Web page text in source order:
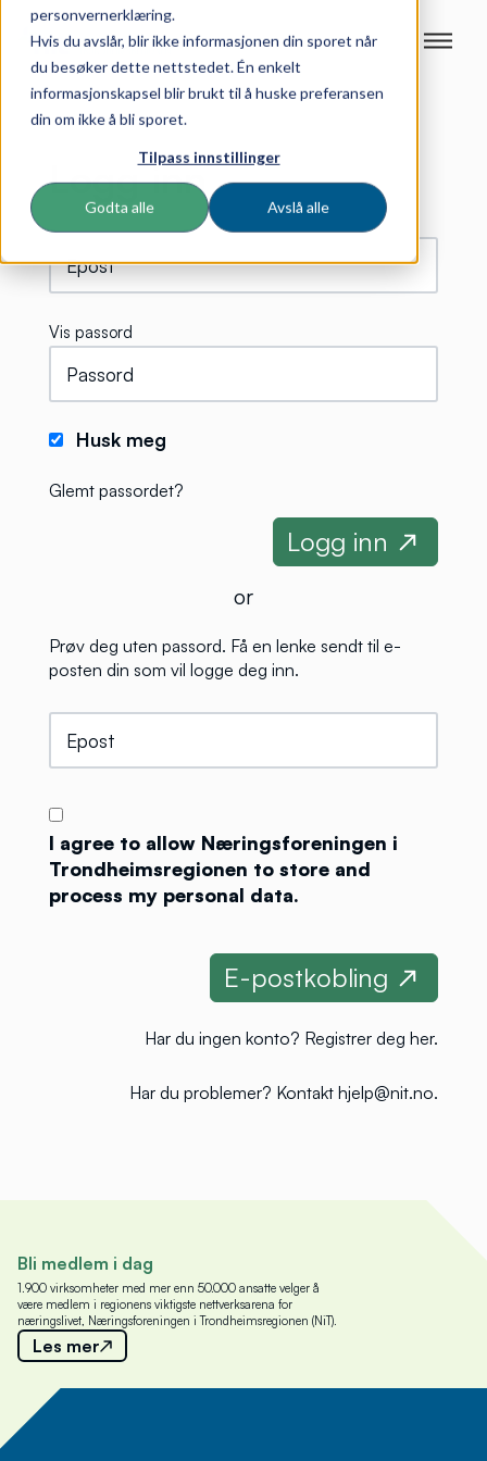
personvernerklæring.
Hvis du avslår, blir ikke informasjonen din sporet når
du besøker dette nettstedet. Én enkelt
informasjonskapsel blir brukt til å huske preferansen
din om ikke å bli sporet.
Tilpass innstillinger
Godta alle Avslå alle
Logg inn
Vis passord
Husk meg
Glemt passordet?
or
Prøv deg uten passord. Få en lenke sendt til e-
posten din som vil logge deg inn.
I agree to allow Næringsforeningen i
Trondheimsregionen to store and
process my personal data.
Har du ingen konto? Registrer deg her.
Har du problemer? Kontakt hjelp@nit.no.
Bli medlem i dag
1.900 virksomheter med mer enn 50.000 ansatte velger å
være medlem i regionens viktigste nettverksarena for
næringslivet, Næringsforeningen i Trondheimsregionen (NiT).
Les mer